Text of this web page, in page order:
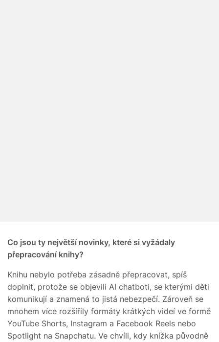
Co jsou ty největší novinky, které si vyžádaly
přepracování knihy?
Knihu nebylo potřeba zásadně přepracovat, spíš
doplnit, protože se objevili AI chatboti, se kterými děti
komunikují a znamená to jistá nebezpečí. Zároveň se
mnohem více rozšířily formáty krátkých videí ve formě
YouTube Shorts, Instagram a Facebook Reels nebo
Spotlight na Snapchatu. Ve chvíli, kdy knížka původně